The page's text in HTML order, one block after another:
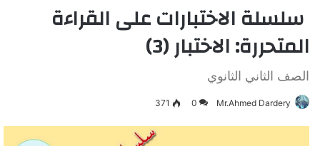
سلسلة الاختبارات على القراءة
المتحررة: الاختبار (3)
الصف الثاني الثانوي
Mr.Ahmed Dardery
0
371